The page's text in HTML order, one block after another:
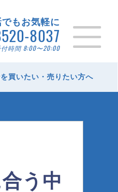
もお気軽に
8037
付時間 8:00〜20:00
買いたい・売りたい方へ
う中